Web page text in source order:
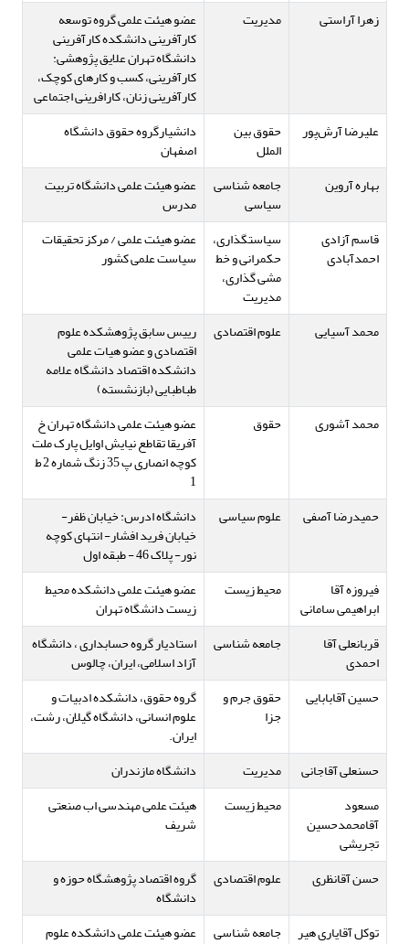
زهرا آراستی
مدیریت عضو هیئت علمی گروه توسعه
کارآفرینی دانشکده کارآفرینی
دانشگاه تهران علایق پژوهشی:
کارآفرینی، کسب و کارهای کوچک،
کارآفرینی زنان، کارافرینی اجتماعی
علیرضا آرش‌پور
حقوق بین
الملل
دانشیارگروه حقوق دانشگاه
اصفهان
بهاره آروین
جامعه شناسی
سیاسی
عضو هیئت علمی دانشگاه تربیت
مدرس
قاسم آزادی
احمدآبادی
سیاستگذاری،
حکمرانی و خط
مشی گذاری،
مدیریت
عضو هیئت علمی / مرکز تحقیقات
سیاست علمی کشور
محمد آسیایی علوم اقتصادی رییس سابق پژوهشکده علوم
اقتصادی و عضو هیات علمی
دانشکده اقتصاد دانشگاه علامه
طباطبایی (بازنشسته)
محمد آشوری
حقوق عضو هیئت علمی دانشگاه تهران خ
آفریقا تقاطع نیایش اوایل پارک ملت
کوچه انصاری پ 35 زنگ شماره 2 ط
1
حمیدرضا آصفی
علوم سیاسی دانشگاه ادرس: خیابان ظفر-
خیابان فرید افشار- انتهای کوچه
نور- پلاک 46 - طبقه اول
فیروزه آقا
ابراهیمی سامانی
محیط زیست عضو هیئت علمی دانشکده محیط
زیست دانشگاه تهران
قربانعلی آقا
احمدی
جامعه شناسی استادیار گروه حسابداری ، دانشگاه
آزاد اسلامی، ایران، چالوس
حسین آقابابایی
حقوق جرم و
جزا
گروه حقوق، دانشکده ادبیات و
علوم انسانی، دانشگاه گیلان، رشت،
ایران.
حسنعلی آقاجانی
مدیریت
دانشگاه مازندران
مسعود
آقامحمدحسین
تجریشی
محیط زیست هیئت علمی مهندسی اب صنعتی
شریف
حسن آقانظری علوم اقتصادی گروه اقتصاد پژوهشگاه حوزه و
دانشگاه
توکل آقایاری هیر
جامعه شناسی عضو هیئت علمی دانشکده علوم